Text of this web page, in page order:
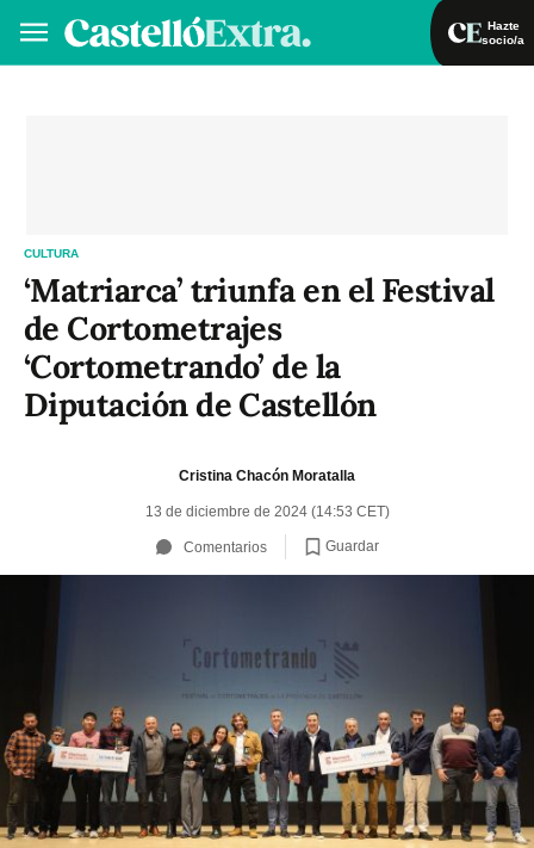
Hazte
socio/a
CULTURA
‘Matriarca’ triunfa en el Festival
de Cortometrajes
‘Cortometrando’ de la
Diputación de Castellón
Cristina Chacón Moratalla
13 de diciembre de 2024 (14:53 CET)
Comentarios Guardar